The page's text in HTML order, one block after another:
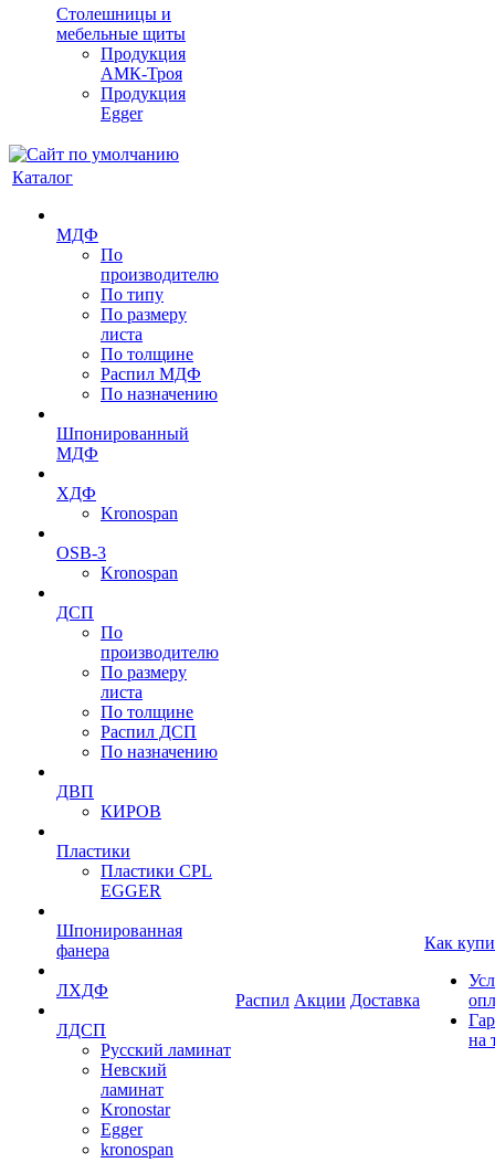
Столешницы и
мебельные щиты
Продукция
АМК-Троя
Продукция
Egger
Каталог
МДФ
По
производителю
По типу
По размеру
листа
По толщине
Распил МДФ
По назначению
Шпонированный
МДФ
ХДФ
Kronospan
OSB-3
Kronospan
ДСП
По
производителю
По размеру
листа
По толщине
Распил ДСП
По назначению
ДВП
КИРОВ
Пластики
Пластики CPL
EGGER
Шпонированная
фанера
ЛХДФ
ЛДСП
Русский ламинат
Невский
ламинат
Kronostar
Egger
kronospan
Распил Акции Доставка
Как
на